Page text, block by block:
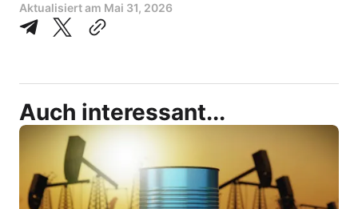
Aktualisiert am Mai 31, 2026
Auch interessant...